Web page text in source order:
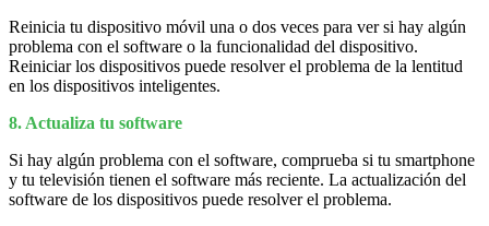
Reinicia tu dispositivo móvil una o dos veces para ver si hay algún
problema con el software o la funcionalidad del dispositivo.
Reiniciar los dispositivos puede resolver el problema de la lentitud
en los dispositivos inteligentes.
8. Actualiza tu software
Si hay algún problema con el software, comprueba si tu smartphone
y tu televisión tienen el software más reciente. La actualización del
software de los dispositivos puede resolver el problema.